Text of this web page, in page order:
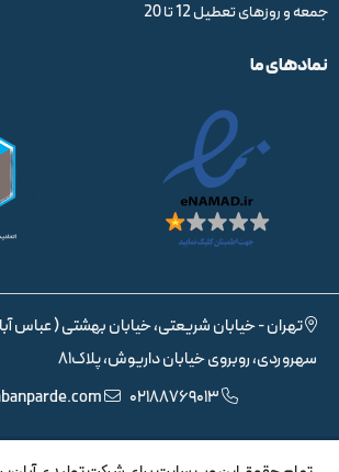
جمعه و روزهای تعطیل 12 تا 20
نمادهای ما
تهران - خیابان شریعتی، خیابان بهشتی ( عباس
سهروردی، روبروی خیابان داریوش، پلاک81
02188769013